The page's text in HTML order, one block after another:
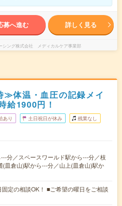
募へ進む 詳しく見る
シング株式会社 メディカルケア事業部
体温・血圧の記録メイ
給1900円！
あり 土日祝日が休み 残業なし
分／スペースワールド駅から---分／枝
(皿倉山)駅から---分／山上(皿倉山)駅か
定の相談OK！ ■ご希望の曜日をご相談